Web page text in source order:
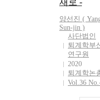
relationship.
The two
are promoted
but also
restricted in
different
contexts. The
supporting-
storing system
is formed by
재로 -
양선진 (
Sun-jin )
사단법인
퇴계학부
연구원
2020
퇴계학논
Vol.36